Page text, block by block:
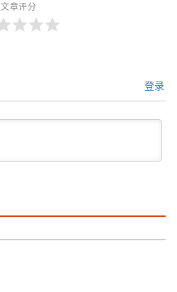
文章评分
登录